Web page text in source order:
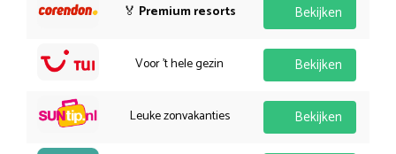
🏅 Premium resorts Bekijken
Voor 't hele gezin Bekijken
Leuke zonvakanties Bekijken